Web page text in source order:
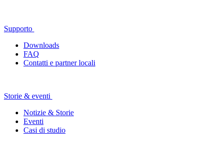
Supporto
Downloads
FAQ
Contatti e partner locali
Storie & eventi
Notizie & Storie
Eventi
Casi di studio